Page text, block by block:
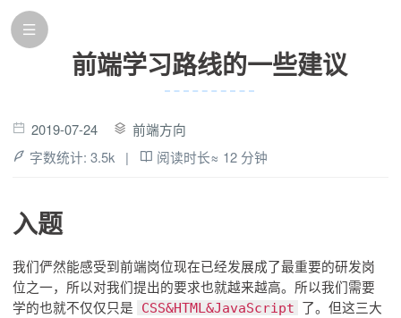
前端学习路线的一些建议
2019-07-24
前端方向
字数统计: 3.5k | 阅读时长≈ 12 分钟
入题
我们俨然能感受到前端岗位现在已经发展成了最重要的研发岗
位之一，所以对我们提出的要求也就越来越高。所以我们需要
学的也就不仅仅只是
CSS&HTML&JavaScript 了。但这三大